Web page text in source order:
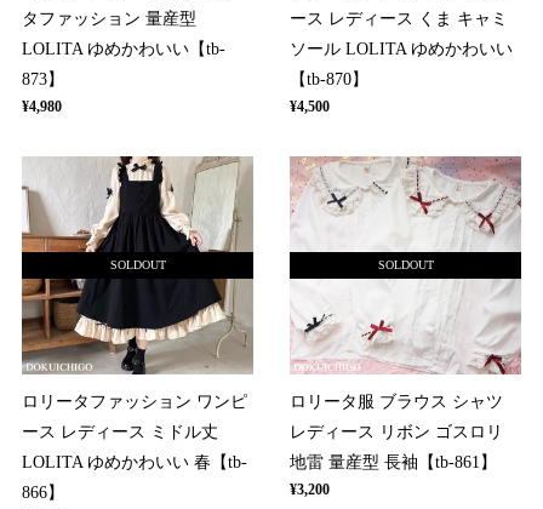
タファッション 量産型
LOLITA ゆめかわいい【tb-
873】
¥4,980
ース レディース くま キャミ
ソール LOLITA ゆめかわいい
【tb-870】
¥4,500
SOLDOUT
ロリータファッション ワンピ
ース レディース ミドル丈
LOLITA ゆめかわいい 春【tb-
866】
SOLDOUT
ロリータ服 ブラウス シャツ
レディース リボン ゴスロリ
地雷 量産型 長袖【tb-861】
¥3,200